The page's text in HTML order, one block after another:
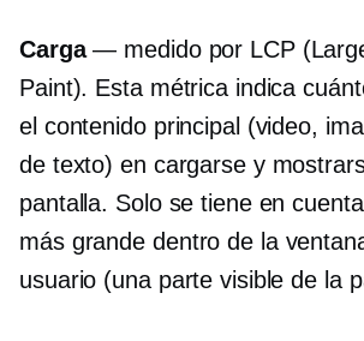
Carga— medido por LCP
Paint). Esta métrica indica
el contenido principal (video,
de texto) en cargarse y
pantalla. Solo se tiene en
más grande dentro de la
usuario (una parte visible de la